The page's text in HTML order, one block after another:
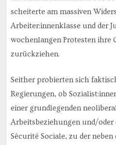
scheiterte am massiven
Arbeiter:innenklasse und der
wochenlangen Protesten ihre
zurückziehen.
Seither probierten sich
Regierungen, ob
einer grundlegenden
Arbeitsbeziehungen und/oder
Sécurité Sociale, zu der